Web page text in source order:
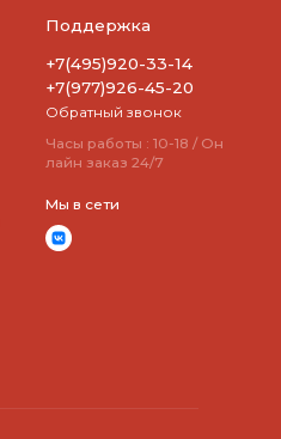
Поддержка
+7(495)920-33-14
+7(977)926-45-20
Обратный звонок
Часы работы : 10-18 / Он
лайн заказ 24/7
Мы в сети